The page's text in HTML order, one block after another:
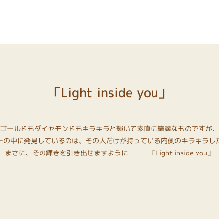
「Light inside you」
ゴールドもダイヤモンドもキラキラと輝いて素直に綺麗なものですが、
の中に発見しているのは、その人だけが持っている内側のキラキラし
まさに、その輝きを引き出せますように・・・「Light inside you」